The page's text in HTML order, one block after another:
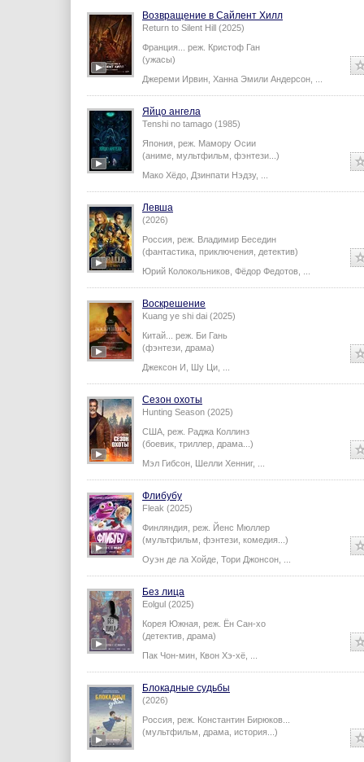
Возвращение в Сайлент Хилл
Return to Silent Hill (2025)
Франция... реж. Кристоф Ган
(ужасы)
Джереми Ирвин Ханна Эмили Андерсон
Яйцо ангела
Tenshi no tamago (1985)
Япония, реж. Мамору Осии
(аниме, мультфильм, фэнтези...)
Мако Хёдо Дзинпати Нэдзу,
Левша
(2026)
Россия, реж. Владимир Беседин
(фантастика, приключения, детектив)
Юрий Колокольников Фёдор Федотов
Воскрешение
Kuang ye shi dai (2025)
Китай... реж. Би Гань
(фэнтези, драма)
Джексон И
Шу Ци
Сезон охоты
Hunting Season (2025)
США, реж. Раджа Коллинз
(боевик, триллер, драма...)
Мэл Гибсон Шелли Хенниг,
Флибубу
Fleak (2025)
Финляндия, реж. Йенс Мюллер
(мультфильм, фэнтези, комедия...)
Оуэн де ла Хойде Тори Джонсон
Без лица
Eolgul (2025)
Корея Южная, реж. Ён Сан-хо
(детектив, драма)
Пак Чон-мин Квон Хэ-хё
Блокадные судьбы
(2026)
Россия, реж. Константин Бирюков
(мультфильм, драма, история...)